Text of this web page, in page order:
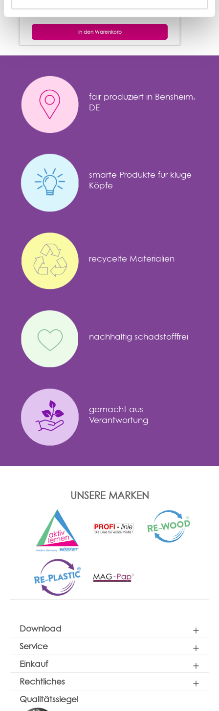
77,60 €*
In den Warenkorb
fair produziert in Bensheim,
DE
smarte Produkte für kluge
Köpfe
recycelte Materialien
nachhaltig schadstofffrei
gemacht aus
Verantwortung
UNSERE MARKEN
Download
Service
Einkauf
Rechtliches
Qualitätssiegel